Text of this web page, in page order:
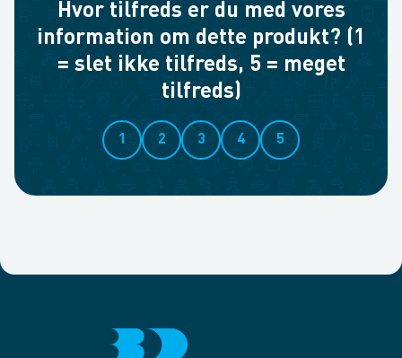
Hvor tilfreds er du med vores
information om dette produkt? (1
= slet ikke tilfreds, 5 = meget
tilfreds)
1 2 3 4 5